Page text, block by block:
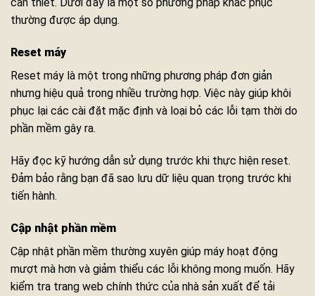
thường được áp dụng.
Reset máy
Reset máy là một trong những phương pháp đơn giản
nhưng hiệu quả trong nhiều trường hợp. Việc này giúp khôi
phục lại các cài đặt mặc định và loại bỏ các lỗi tạm thời do
phần mềm gây ra.
Hãy đọc kỹ hướng dẫn sử dụng trước khi thực hiện reset.
Đảm bảo rằng bạn đã sao lưu dữ liệu quan trọng trước khi
tiến hành.
Cập nhật phần mềm
Cập nhật phần mềm thường xuyên giúp máy hoạt động
mượt mà hơn và giảm thiểu các lỗi không mong muốn. Hãy
kiểm tra trang web chính thức của nhà sản xuất để tải